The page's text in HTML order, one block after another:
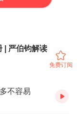
| 严伯钧解读
免费订阅
不容易